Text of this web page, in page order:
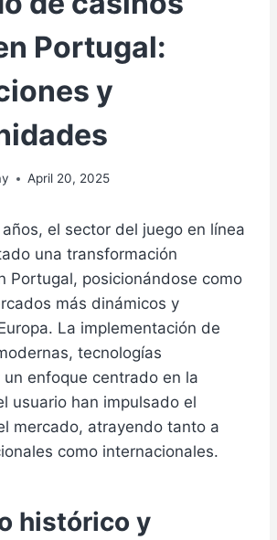
Portugal:
y
April 20, 2025
el sector del juego en línea
una transformación
Portugal, posicionándose como
más dinámicos y
La implementación de
tecnologías
enfoque centrado en la
usuario han impulsado el
mercado, atrayendo tanto a
como internacionales.
histórico y